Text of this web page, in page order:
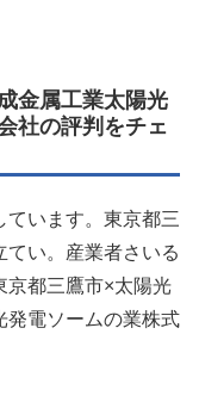
金属工業太陽光
社の評判をチェ
ています。東京都三
てい。産業者さいる
京都三鷹市×太陽光
発電ソームの業株式